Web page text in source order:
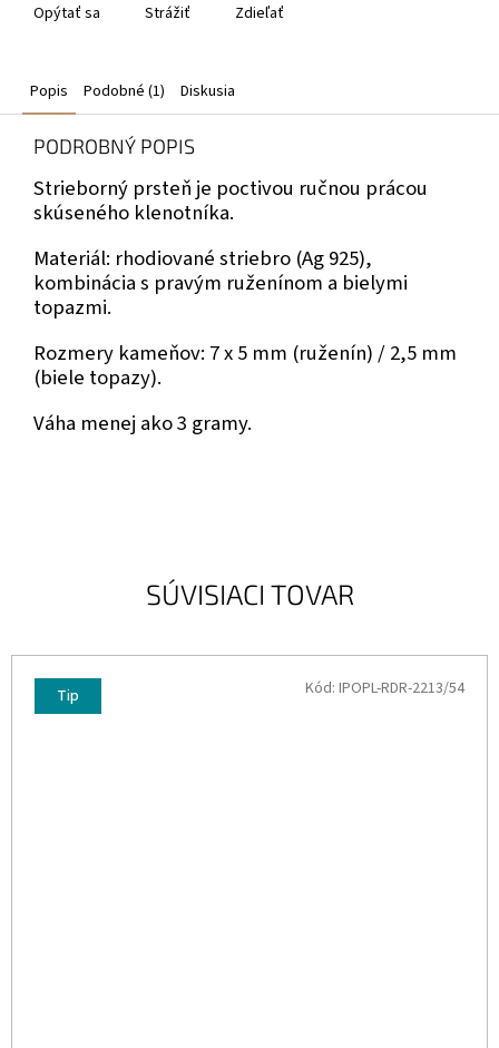
Opýtať sa Strážiť Zdieľať
SÚVISIACI TOVAR
Tip Kód: IPOPL-RDR-2213/54
Popis Podobné (1) Diskusia
PODROBNÝ POPIS
Strieborný prsteň je poctivou ručnou prácou
skúseného klenotníka.
Materiál: rhodiované striebro (Ag 925),
kombinácia s pravým ruženínom a bielymi
topazmi.
Rozmery kameňov: 7 x 5 mm (ruženín) / 2,5 mm
(biele topazy).
Váha menej ako 3 gramy.